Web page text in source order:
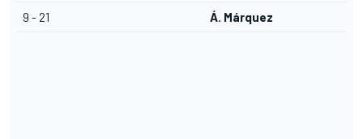
9 - 21 Á. Márquez